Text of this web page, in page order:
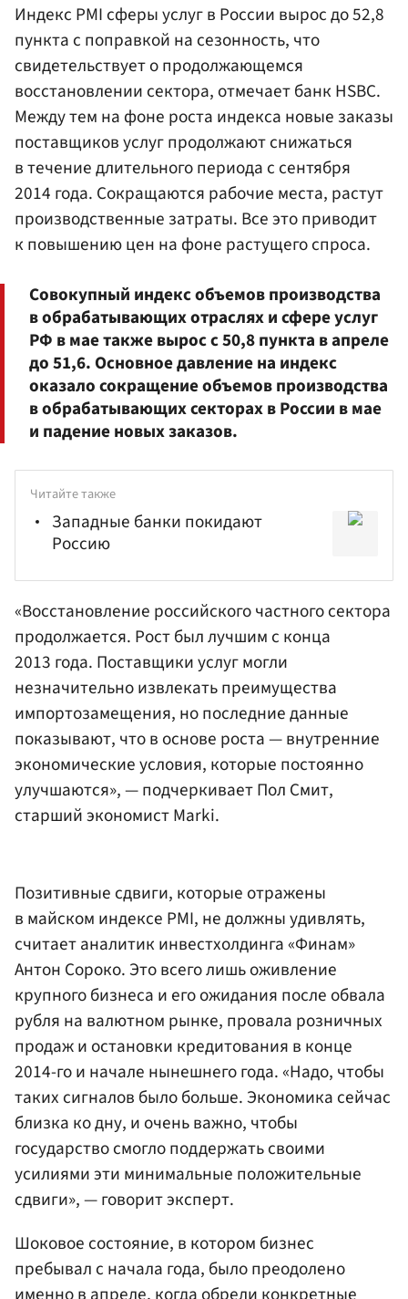
Индекс PMI сферы услуг в России вырос до 52,8
пункта с поправкой на сезонность, что
свидетельствует о продолжающемся
восстановлении сектора, отмечает банк HSBC.
Между тем на фоне роста индекса новые заказы
поставщиков услуг продолжают снижаться
в течение длительного периода с сентября
2014 года. Сокращаются рабочие места, растут
производственные затраты. Все это приводит
к повышению цен на фоне растущего спроса.
Совокупный индекс объемов производства
в обрабатывающих отраслях и сфере услуг
РФ в мае также вырос с 50,8 пункта в апреле
до 51,6. Основное давление на индекс
оказало сокращение объемов производства
в обрабатывающих секторах в России в мае
и падение новых заказов.
Читайте также
Западные банки покидают
Россию
«Восстановление российского частного сектора
продолжается. Рост был лучшим с конца
2013 года. Поставщики услуг могли
незначительно извлекать преимущества
импортозамещения, но последние данные
показывают, что в основе роста — внутренние
экономические условия, которые постоянно
улучшаются», — подчеркиваетПол Смит,
старший экономист Marki.
Позитивные сдвиги, которые отражены
в майском индексе PMI, не должны удивлять,
считает аналитик инвестхолдинга «Финам»
Антон Сороко. Это всего лишь оживление
крупного бизнеса и его ожидания после обвала
рубля на валютном рынке, провала розничных
продаж и остановки кредитования в конце
2014-го и начале нынешнего года. «Надо, чтобы
таких сигналов было больше. Экономика сейчас
близка ко дну, и очень важно, чтобы
государство смогло поддержать своими
усилиями эти минимальные положительные
сдвиги», — говорит эксперт.
Шоковое состояние, в котором бизнес
пребывал с начала года, было преодолено